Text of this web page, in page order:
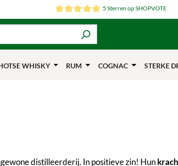
5 Sterren op SHOPVOTE
WHISKY RUM COGNAC STERKE
distilleerderij. In positieve zin! Hun